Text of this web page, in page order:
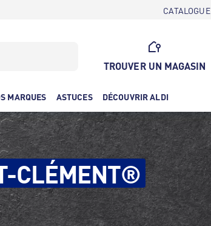
CATALOGUE
TROUVER UN MAGASIN
MARQUES ASTUCES DÉCOUVRIR ALDI
CLÉMENT®